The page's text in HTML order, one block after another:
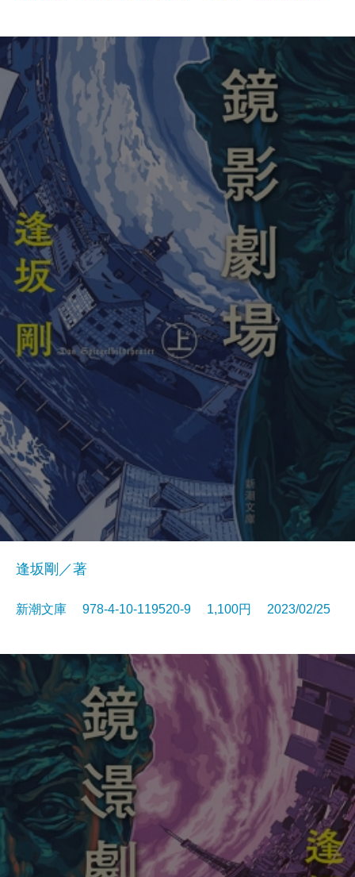
逢坂剛／著
新潮文庫 978-4-10-119520-9 1,100円 2023/02/25